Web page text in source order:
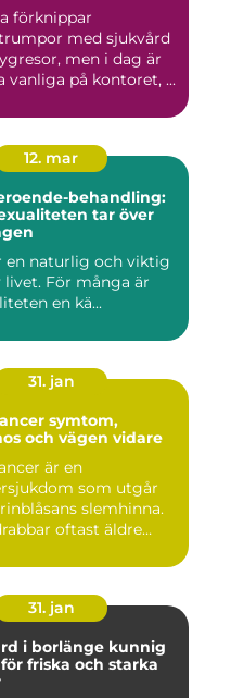
förknippar
med sjukvård
men i dag är
vanliga på kontoret, ...
12. mar
behandling:
tar över
en naturlig och viktig
livet. För många är
en kä...
31. jan
symtom,
och vägen vidare
är en
som utgår
slemhinna.
oftast äldre
31. jan
i borlänge kunnig
friska och starka